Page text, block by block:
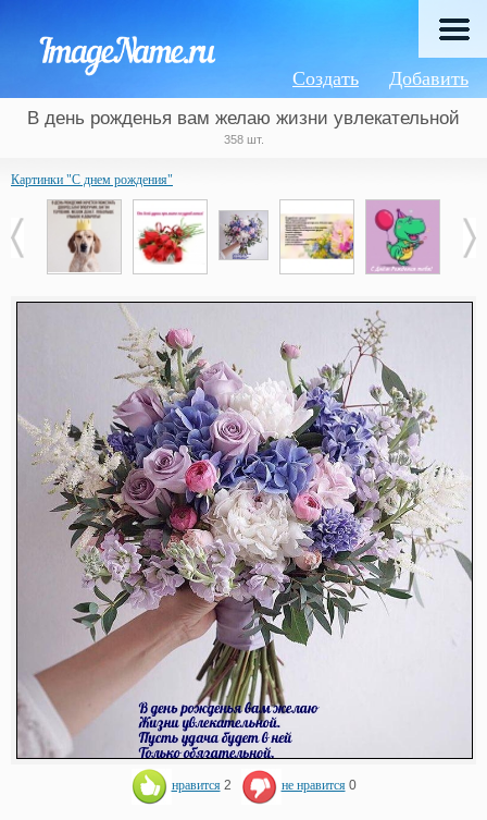
Добавить
Создать
В день рожденья вам желаю жизни увлекательной
358 шт.
Картинки "С днем рождения"
нравится 2 не нравится 0